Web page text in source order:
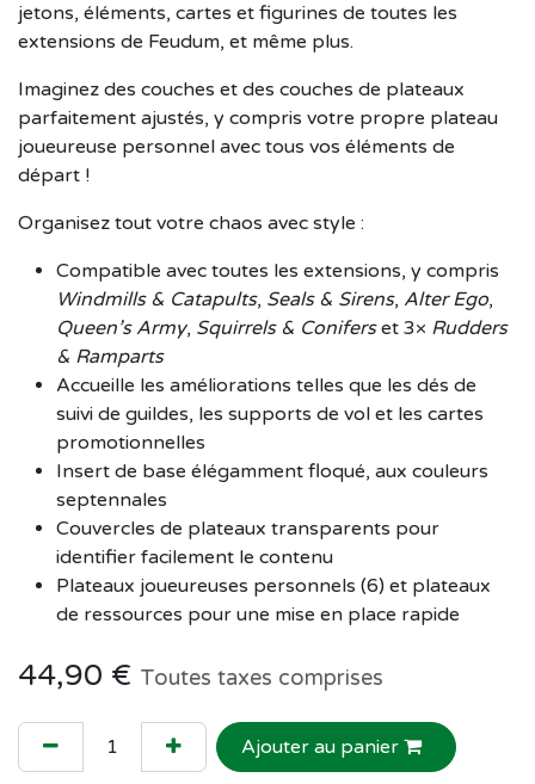
jetons, éléments, cartes et figurines de toutes les
extensions de Feudum, et même plus.
Imaginez des couches et des couches de plateaux
parfaitement ajustés, y compris votre propre plateau
joueureuse personnel avec tous vos éléments de
départ !
Organisez tout votre chaos avec style :
Compatible avec toutes les extensions, y compris
Windmills & Catapults, Seals & Sirens, Alter Ego,
Queen’s Army, Squirrels & Coniferset 3× Rudders
& Ramparts
Accueille les améliorations telles que les dés de
suivi de guildes, les supports de vol et les cartes
promotionnelles
Insert de base élégamment floqué, aux couleurs
septennales
Couvercles de plateaux transparents pour
identifier facilement le contenu
Plateaux joueureuses personnels (6) et plateaux
de ressources pour une mise en place rapide
44,90 € Toutes taxes comprises
Ajouter au panier